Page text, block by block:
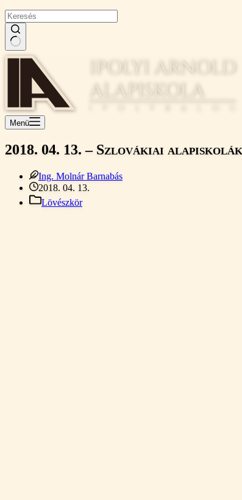
Nincs
Menü
2018. 04. 13. – Szlovákiai
Ing. Molnár Barnabás
2018. 04. 13.
Lövészkör